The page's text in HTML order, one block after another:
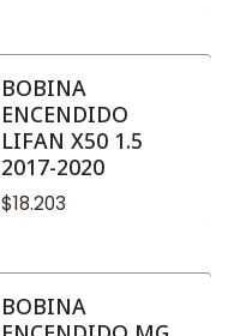
BOBINA
ENCENDIDO
LIFAN X50 1.5
2017-2020
$18.203
BOBINA